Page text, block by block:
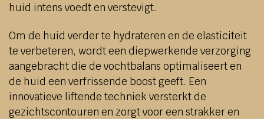
huid intens voedt en verstevigt.
Om de huid verder te hydrateren en de elasticiteit
te verbeteren, wordt een diepwerkende verzorging
aangebracht die de vochtbalans optimaliseert en
de huid een verfrissende boost geeft. Een
innovatieve liftende techniek versterkt de
gezichtscontouren en zorgt voor een strakker en